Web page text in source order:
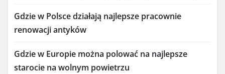
Gdzie w Polsce działają najlepsze pracownie
renowacji antyków
Gdzie w Europie można polować na najlepsze
starocie na wolnym powietrzu